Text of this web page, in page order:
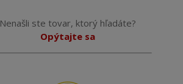
Nenašli ste tovar, ktorý hľadáte?
Opýtajte sa